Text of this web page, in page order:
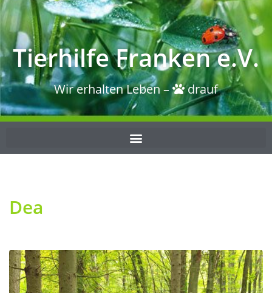
Tierhilfe Franken e.V.
Wir erhalten Leben – drauf
Dea